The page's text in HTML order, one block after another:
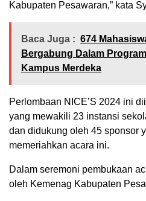
Kabupaten Pesawaran,” kata
Baca Juga : 674
Bergabung Dalam
Kampus Merdeka
Perlombaan NICE’S 2024 ini
yang mewakili 23 instansi
dan didukung oleh 45 sponsor
memeriahkan acara ini.
Dalam seremoni pembukaan
oleh Kemenag Kabupaten